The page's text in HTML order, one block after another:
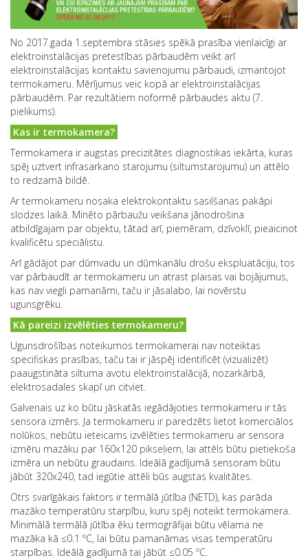
No 2017.gada 1.septembra stāsies spēkā prasība vienlaicīgi ar
elektroinstalācijas pretestības pārbaudēm veikt arī
elektroinstalācijas kontaktu savienojumu pārbaudi, izmantojot
termokameru. Mērījumus veic kopā ar elektroinstalācijas
pārbaudēm. Par rezultātiem noformē pārbaudes aktu (7.
pielikums).
Kas ir termokamera?
Termokamera ir augstas precizitātes diagnostikas iekārta, kuras
spēj uztvert infrasarkano starojumu (siltumstarojumu) un attēlo
to redzamā bildē.
Ar termokameru nosaka elektrokontaktu sasilšanas pakāpi
slodzes laikā. Minēto pārbaužu veikšana jānodrošina
atbildīgajam par objektu, tātad arī, piemēram, dzīvoklī, pieaicinot
kvalificētu speciālistu.
Arī gādājot par dūmvadu un dūmkanālu drošu ekspluatāciju, tos
var pārbaudīt ar termokameru un atrast plaisas vai bojājumus,
kas nav viegli pamanāmi, taču ir jāsalabo, lai novērstu
ugunsgrēku.
Kā pareizi izvēlēties termokameru?
Ugunsdrošības noteikumos termokamerai nav noteiktas
specifiskas prasības, taču tai ir jāspēj identificēt (vizualizēt)
paaugstināta siltuma avotu elektroinstalācijā, nozarkārbā,
elektrosadales skapī un citviet.
Galvenais uz ko būtu jāskatās iegādājoties termokameru ir tās
sensora izmērs. Ja termokameru ir paredzēts lietot komerciālos
nolūkos, nebūtu ieteicams izvēlēties termokameru ar sensora
izmēru mazāku par 160x120 pikseļiem, lai attēls būtu pietiekoša
izmēra un nebūtu graudains. Ideālā gadījumā sensoram būtu
jābūt 320x240, tad iegūtie attēli būs augstas kvalitātes.
Otrs svarīgākais faktors ir termālā jūtība (NETD), kas parāda
mazāko temperatūru starpību, kuru spēj noteikt termokamera.
Minimālā termālā jūtība ēku termogrāfijai būtu vēlama ne
mazāka kā ≤0.1 ºC, lai būtu pamanāmas visas temperatūru
starpības. Ideālā gadījumā tai jābūt ≤0.05 ºC.